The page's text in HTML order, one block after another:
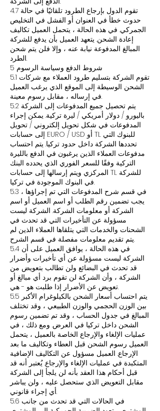
4.7 تقوم الدول بإرجاع الطرود تلقائيًا في حالة
حدوث خطأ في العنوان أو الفشل في التخليص
الجمركي. في هذه الحالة ، يتحمل العميل تكاليف
إعادة الشحن. يتعهد العميل بأن يدفع للشركة
المبالغ المدفوعة نيابة عنه ، وإلا فلن يتم شحن
الطرد.
5 شروط الدفع وسياسة الرسوم
5.1 تقوم الشركة بتسليم طرود العملاء مع شركات
الشحن الوسيطة إلى الموقع الذي يرغب العميل
في إرساله ، مقابل رسوم معينة.
5.2 يتم تحصيل جميع المدفوعات إلى الشركة
باليورو / دولار أمريكي / ليرة تركية. يمكن إجراء
المدفوعات في شكل تحويل إلكتروني / تحويل
إلى حسابات EURO / USD أو TL للبنوك التي
تحددها الشركة داخل حدود تركيا. يتم احتساب
مدفوعات العملاء الذين يرغبون في الدفع بالليرة
التركية وفقًا للسعر الفوري الذي يحدده البنك
المركزي ويتم إرسالها إلى حسابات TL للشركة
في البنوك الموجودة في تركيا.
5.3 في قسم شرح المدفوعات التي تم إجراؤها ،
يجب تضمين رقم الطلب أو اسم العميل أو اسم
الشركة أو معلومات الشركة. الشركة ليست
مسؤولة عن التأخيرات التي قد تحدث في
الشحنات والخدمات التي يتلقاها العملاء الذين لم
يتم تقديم معلومات مفصلة في قسم الشرح.
5.4 في هذه الحالة ، يوافق العميل على أن
الشركة ليست مسؤولة عن أي تأخيرات وأضرار
قد تحدث في البضائع ولن تطالب بتعويض من
الشركة ، وأن الشركة لن تقوم برد أي مبالغ أو
تعويض عن الأضرار إذا طلبت هو - هي.
5.5 يتم احتساب أسعار الشحن بالكيلوغرام الأكبر
بين الوزن الحجمي والوزن الطبيعي ، وقد تختلف
المبالغ في جدول الحساب ، وقد تم تضمين رسوم
الشحن داخل تركيا في العرض. ومع ذلك ، في
عمليات الإلغاء والإرجاع الخاصة بالعميل ، يتحمل
العميل رسوم الشحن قبل العطاء وتكاليف ما بعد
الإرجاع. العميل مسؤول عن التكاليف الإضافية
المتكبدة في عمليات الإلغاء والإرجاع. يُعتبر أنه قد
قبل أحكام هذا العقد بأنه لن يلجأ إلى الشركة
مقابل التعويض الذي ستحصل عليه ، ولن يباشر
أي إجراء قانوني.
5.6 في الحالات التي قد تحدث من جانب